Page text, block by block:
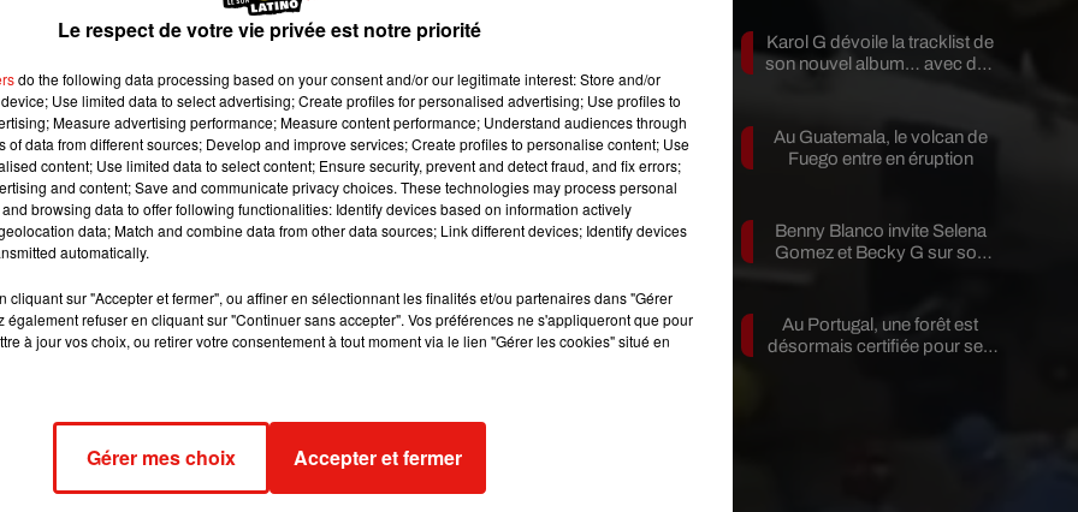
greffé s'est écrasé sur la zone d'atterrissage
pu être récupéré par les pompiers, a été donné
et l'a fait tomber...
YouTube © FOX 5 SAN DIEGO
vendredi 6 novembre.Pour des raisons encore inconnues,un
s'est écrasé sur le toit du Keck Hospital. Si aucun blessé
stabilisé et l'intervention des pompiers, un médecin est allé
laissant ainsi le cœur tomber au sol. L’organe a néanmoins pu
miraculeusement pas été endommagé et a pu être greffé à un
déroulée avec succès", a assuré la porte-parole de l’hôpital.
on Los Angeles helipad.
(@breakingavnews)November 7, 2020
couché sur le flanc sur le toit de l’hôpital, tandis que
Karol G dévoile la tracklist de
son nouvel album… avec des
Au Guatemala, le volcan de
Fuego entre en éruption
Benny Blanco invite Selena
Gomez et Becky G sur son
Au Portugal, une forêt est
désormais certifiée pour ses
Le respect de votre vie privée est notre priorité
do the following data processing based on your consent and/or our legitimate interest: Store and/or
Use limited data to select advertising; Create profiles for personalised advertising; Use profiles to
Measure advertising performance; Measure content performance; Understand audiences through
of data from different sources; Develop and improve services; Create profiles to personalise content; Use
content; Use limited data to select content; Ensure security, prevent and detect fraud, and fix errors;
and content; Save and communicate privacy choices. These technologies may process personal
browsing data to offer following functionalities: Identify devices based on information actively
data; Match and combine data from other data sources; Link different devices; Identify devices
automatically.
cliquant sur "Accepter et fermer", ou affiner en sélectionnant les finalités et/ou partenaires dans "Gérer
également refuser en cliquant sur "Continuer sans accepter". Vos préférences ne s'appliqueront que pour
à jour vos choix, ou retirer votre consentement à tout moment via le lien "Gérer les cookies" situé en
Gérer mes choix Accepter et fermer